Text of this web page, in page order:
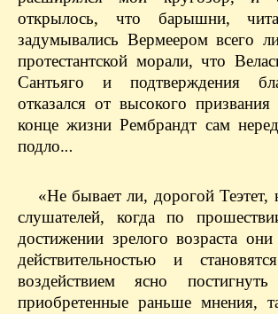
открылось, что барышни,
задумывались Вермеером всего
протестантской морали, что
Сантьяго и подтверждения
отказался от высокого
конце жизни Рембрандт сам
подло...
«Не бывает ли, дорогой
слушателей, когда по
достижении зрелого возраста
действительностью и
воздействием ясно
приобретенные раньше мнения,